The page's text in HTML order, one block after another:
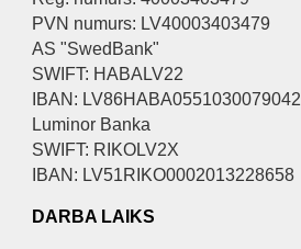
PVN numurs: LV40003403479
AS "SwedBank"
SWIFT: HABALV22
IBAN: LV86HABA0551030079042
Luminor Banka
SWIFT: RIKOLV2X
IBAN: LV51RIKO0002013228658
DARBA LAIKS